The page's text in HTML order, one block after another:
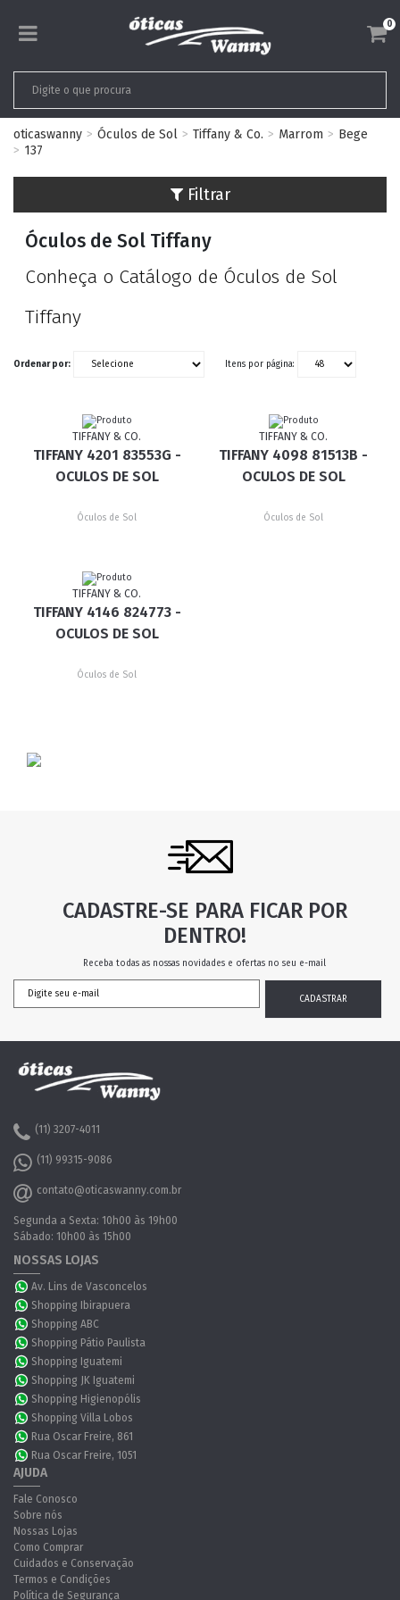
0
oticaswanny Óculos de Sol Tiffany & Co. Marrom
Bege
137
Filtrar
Óculos de Sol Tiffany
Conheça o Catálogo de Óculos de Sol
Tiffany
Ordenar por: Itens por página:
TIFFANY & CO.
TIFFANY 4201 83553G -
OCULOS DE SOL
Óculos de Sol
TIFFANY & CO.
TIFFANY 4098 81513B -
OCULOS DE SOL
Óculos de Sol
TIFFANY & CO.
TIFFANY 4146 824773 -
OCULOS DE SOL
Óculos de Sol
CADASTRE-SE PARA FICAR POR
DENTRO!
Receba todas as nossas novidades e ofertas no seu e-mail
(11) 3207-4011
(11) 99315-9086
contato@oticaswanny.com.br
Segunda a Sexta: 10h00 às 19h00
Sábado: 10h00 às 15h00
NOSSAS LOJAS
Av. Lins de Vasconcelos
Shopping Ibirapuera
Shopping ABC
Shopping Pátio Paulista
Shopping Iguatemi
Shopping JK Iguatemi
Shopping Higienopólis
Shopping Villa Lobos
Rua Oscar Freire, 861
Rua Oscar Freire, 1051
AJUDA
Fale Conosco
Sobre nós
Nossas Lojas
Como Comprar
Cuidados e Conservação
Termos e Condições
Política de Segurança